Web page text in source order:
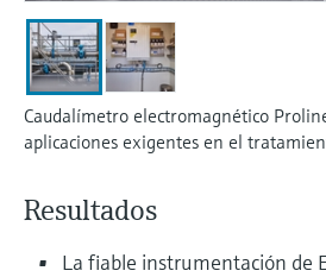
Visor de dispositivos
Encuentre información y documentación
específicas sobre los productos.
Buscador de repuestos
código de pedido o número de serie
electromecánico
Medición de nivel por barrera de
microondas
Medición mediante transmisión de
microondas
Memosens technology
Ver todos
la transparencia de los procesos
para una toma de decisiones más
sólida y fundamentada
Caudalímetro electromagnético
aplicaciones exigentes en el
Resultados
La fiable instrumentación de